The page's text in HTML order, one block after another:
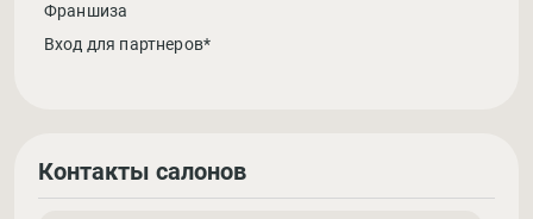
Франшиза
Вход для партнеров*
Контакты салонов